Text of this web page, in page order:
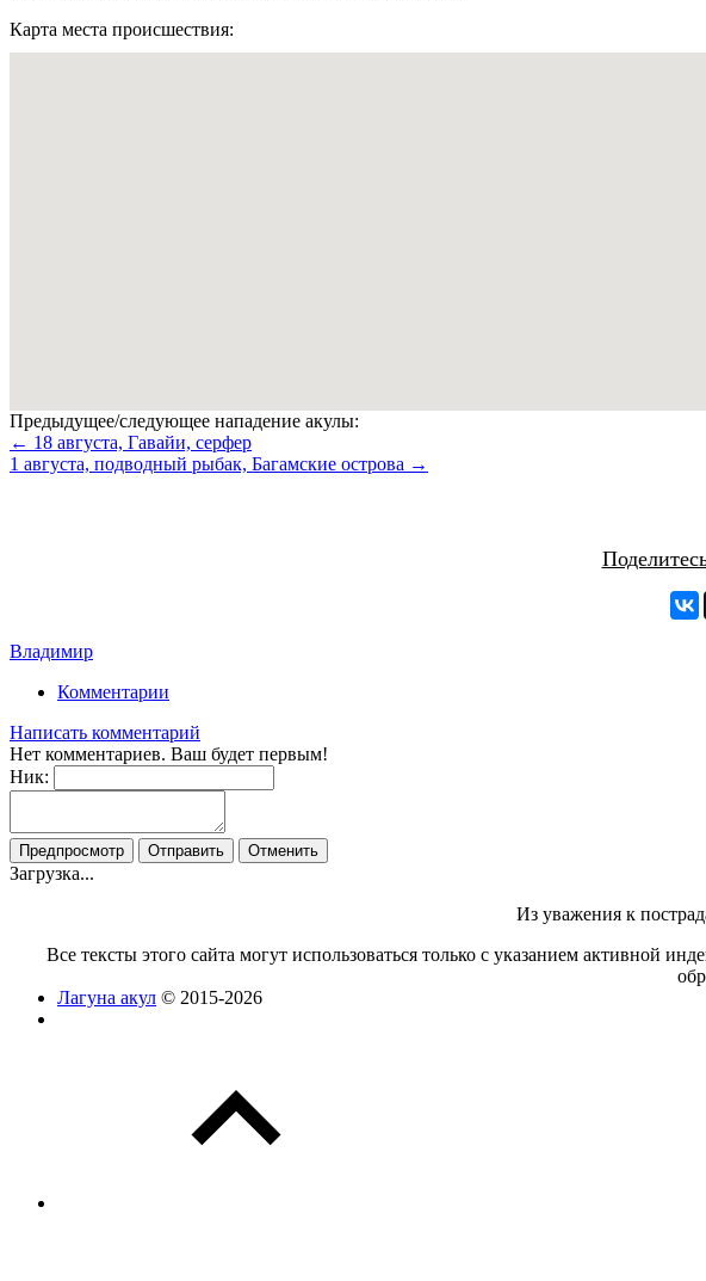
Карта места происшествия:
Предыдущее/следующее нападение акулы:
← 18 августа, Гавайи, серфер
1 августа, подводный рыбак, Багамские острова →
Владимир
Комментарии
Написать комментарий
Нет комментариев. Ваш будет первым!
Ник:
Загрузка...
Из уважения к
Все тексты этого сайта могут использоваться только с указанием активной
Лагуна акул © 2015-2026